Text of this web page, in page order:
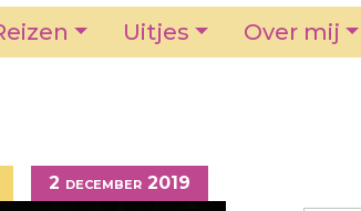
Uitjes Over mij
2 december 2019